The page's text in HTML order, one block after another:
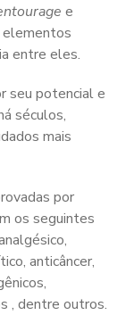
e
elementos
entre eles.
seu potencial e
séculos,
mais
por
os seguintes
anticâncer,
, dentre outros.